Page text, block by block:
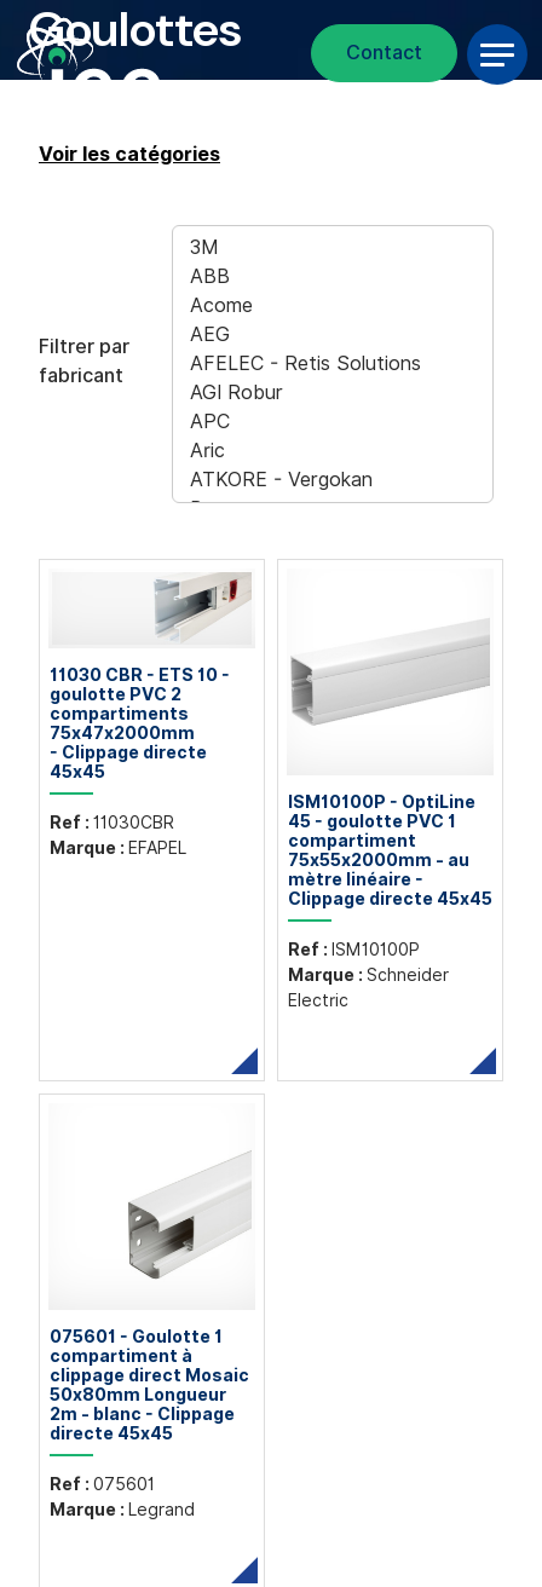
Aller au contenu principal
Contact
Fil d'Ariane
Goulottes
Voir les catégories
Filtrer par
fabricant
11030 CBR - ETS 10 -
goulotte PVC 2
compartiments
75x47x2000mm
- Clippage directe
45x45
Ref : 11030CBR
Marque : EFAPEL
ISM10100P - OptiLine
45 - goulotte PVC 1
compartiment
75x55x2000mm - au
mètre linéaire -
Clippage directe 45x45
Ref : ISM10100P
Marque : Schneider
Electric
075601 - Goulotte 1
compartiment à
clippage direct Mosaic
50x80mm Longueur
2m - blanc - Clippage
directe 45x45
Ref : 075601
Marque : Legrand